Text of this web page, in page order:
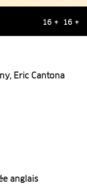
16 + 16 +
Eric Cantona
anglais